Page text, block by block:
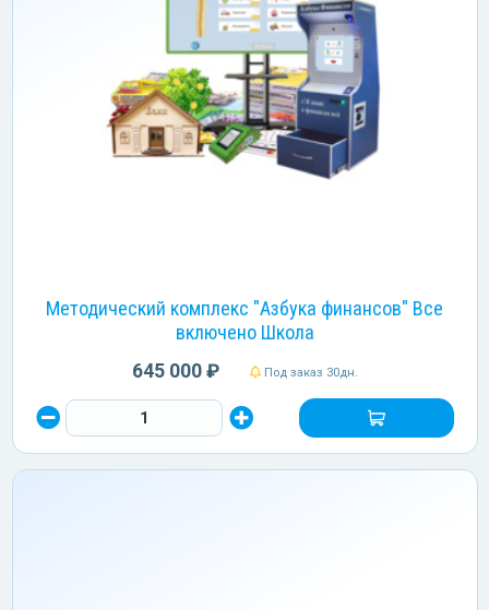
Методический комплекс "Азбука финансов" Все
включено Школа
645 000 ₽ Под заказ 30дн.